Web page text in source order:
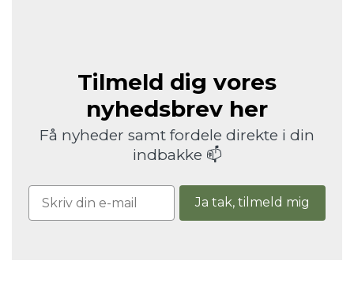
Tilmeld dig vores
nyhedsbrev her
Få nyheder samt fordele direkte i din
indbakke 📫
Ja tak, tilmeld mig